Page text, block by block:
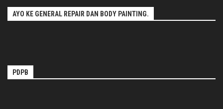
AYO KE GENERAL REPAIR DAN BODY PAINTING.
PDPB